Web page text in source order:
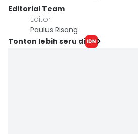
Editorial Team
Editor
Paulus Risang
Tonton lebih seru di